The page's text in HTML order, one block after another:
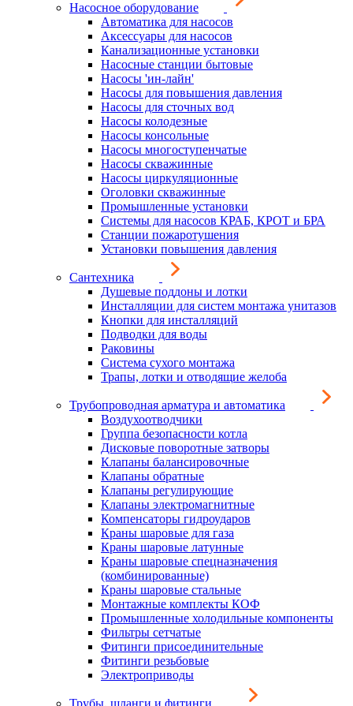
Насосное оборудование
Автоматика для насосов
Аксессуары для насосов
Канализационные установки
Насосные станции бытовые
Насосы 'ин-лайн'
Насосы для повышения давления
Насосы для сточных вод
Насосы колодезные
Насосы консольные
Насосы многоступенчатые
Насосы скважинные
Насосы циркуляционные
Оголовки скважинные
Промышленные установки
Системы для насосов КРАБ, КРОТ и БРА
Станции пожаротушения
Установки повышения давления
Сантехника
Душевые поддоны и лотки
Инсталляции для систем монтажа унитазов
Кнопки для инсталляций
Подводки для воды
Раковины
Система сухого монтажа
Трапы, лотки и отводящие желоба
Трубопроводная арматура и автоматика
Воздухоотводчики
Группа безопасности котла
Дисковые поворотные затворы
Клапаны балансировочные
Клапаны обратные
Клапаны регулирующие
Клапаны электромагнитные
Компенсаторы гидроударов
Краны шаровые для газа
Краны шаровые латунные
Краны шаровые спецназначения
(комбинированные)
Краны шаровые стальные
Монтажные комплекты КОФ
Промышленные холодильные компоненты
Фильтры сетчатые
Фитинги присоединительные
Фитинги резьбовые
Электроприводы
Трубы, шланги и фитинги